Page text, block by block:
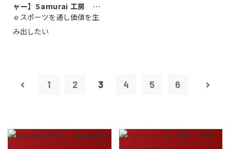
ャー】Samurai 工房 代
表取締...
ｅスポーツを通し価値を生
み出したい
1 2 3 4 5 6